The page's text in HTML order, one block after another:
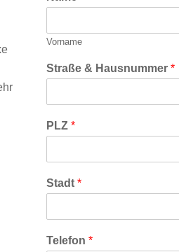
Vorname
Straße & Hausnummer*
PLZ*
Stadt*
Telefon*